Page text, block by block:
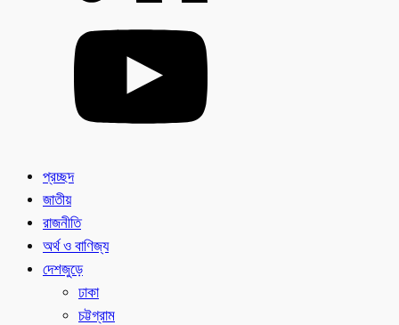
প্রচ্ছদ
জাতীয়
রাজনীতি
অর্থ ও বাণিজ্য
দেশজুড়ে
ঢাকা
চট্টগ্রাম